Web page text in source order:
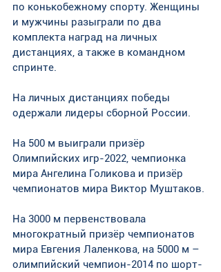
по конькобежному спорту. Женщины
и мужчины разыграли по два
комплекта наград на личных
дистанциях, а также в командном
спринте.
На личных дистанциях победы
одержали лидеры сборной России.
На 500 м выиграли призёр
Олимпийских игр-2022, чемпионка
мира Ангелина Голикова и призёр
чемпионатов мира Виктор Муштаков.
На 3000 м первенствовала
многократный призёр чемпионатов
мира Евгения Лаленкова, на 5000 м –
олимпийский чемпион-2014 по шорт-